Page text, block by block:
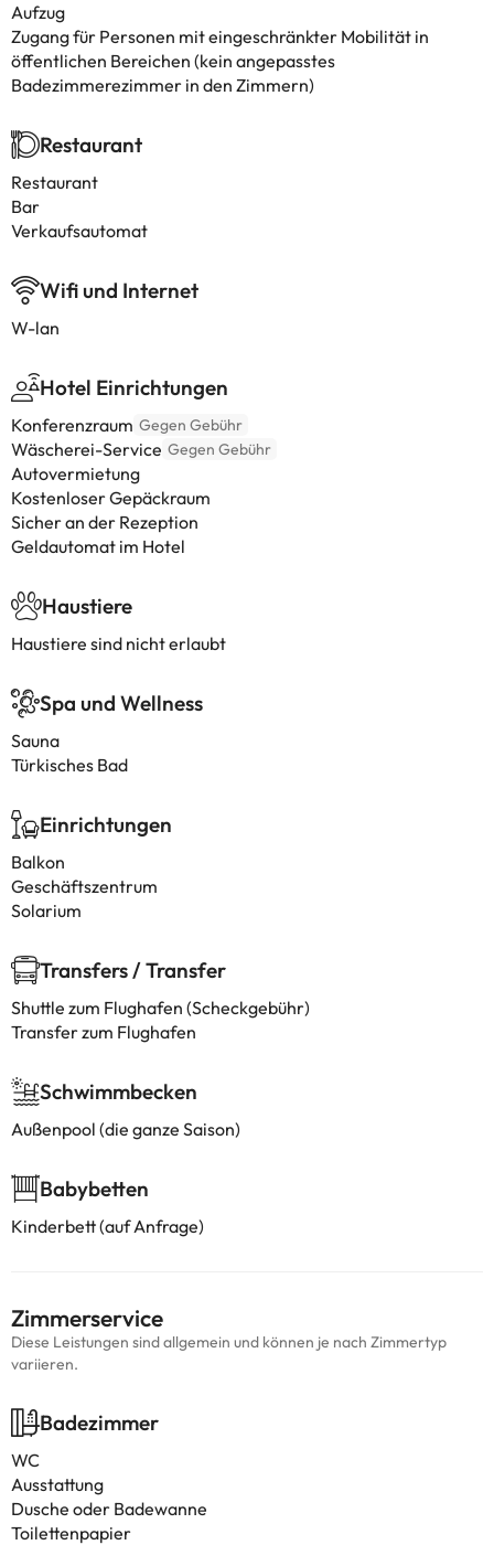
Aufzug
Zugang für Personen mit eingeschränkter Mobilität in
öffentlichen Bereichen (kein angepasstes
Badezimmerezimmer in den Zimmern)
Restaurant
Restaurant
Bar
Verkaufsautomat
Wifi und Internet
W-lan
Hotel Einrichtungen
Konferenzraum Gegen Gebühr
Wäscherei-Service Gegen Gebühr
Autovermietung
Kostenloser Gepäckraum
Sicher an der Rezeption
Geldautomat im Hotel
Haustiere
Haustiere sind nicht erlaubt
Spa und Wellness
Sauna
Türkisches Bad
Einrichtungen
Balkon
Geschäftszentrum
Solarium
Transfers / Transfer
Shuttle zum Flughafen (Scheckgebühr)
Transfer zum Flughafen
Schwimmbecken
Außenpool (die ganze Saison)
Babybetten
Kinderbett (auf Anfrage)
Zimmerservice
Diese Leistungen sind allgemein und können je nach Zimmertyp
variieren.
Badezimmer
WC
Ausstattung
Dusche oder Badewanne
Toilettenpapier